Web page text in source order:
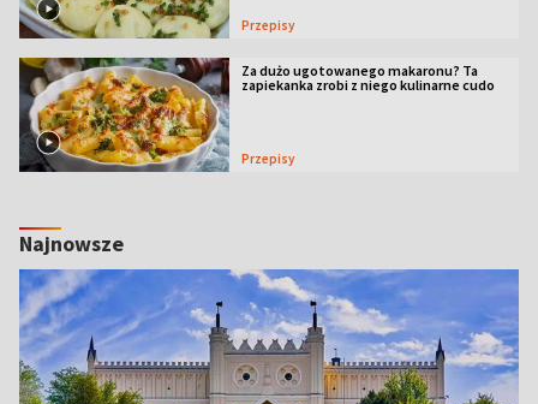
Przepisy
Za dużo ugotowanego makaronu? Ta
zapiekanka zrobi z niego kulinarne cudo
Przepisy
Najnowsze